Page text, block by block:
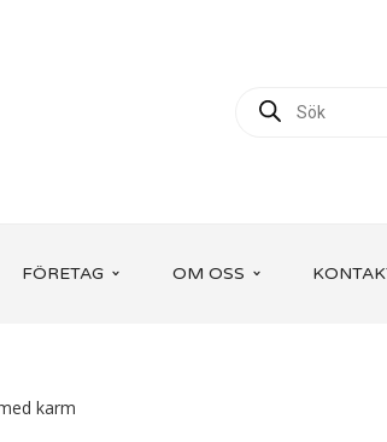
FÖRETAG OM OSS
karm